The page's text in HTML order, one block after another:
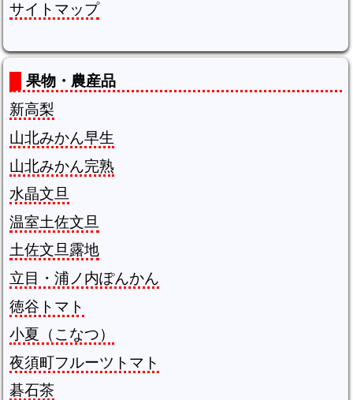
サイトマップ
果物・農産品
新高梨
山北みかん早生
山北みかん完熟
水晶文旦
温室土佐文旦
土佐文旦露地
立目・浦ノ内ぽんかん
徳谷トマト
小夏（こなつ）
夜須町フルーツトマト
碁石茶